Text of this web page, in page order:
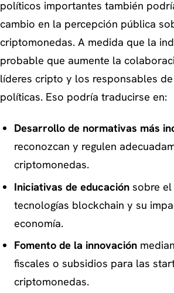
políticos importantes también
cambio en la percepción pública
criptomonedas. A medida que la
probable que aumente la
líderes cripto y los responsables
políticas. Eso podría traducirse en:
Desarrollo de normativas más
reconozcan y regulen
criptomonedas.
Iniciativas de educaciónsobre el
tecnologías blockchain y su
economía.
Fomento de la innovación
fiscales o subsidios para las
criptomonedas.